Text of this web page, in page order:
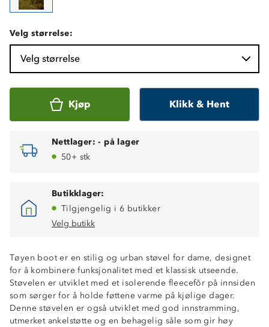
Velg størrelse:
Velg størrelse
Kjøp Klikk & Hent
Nettlager: - på lager
50+ stk
Butikklager:
Tilgjengelig i 6 butikker
Velg butikk
Tøyen boot er en stilig og urban støvel for dame, designet
for å kombinere funksjonalitet med et klassisk utseende.
Støvelen er utviklet med et isolerende fleecefôr på innsiden
som sørger for å holde føttene varme på kjølige dager.
Denne støvelen er også utviklet med god innstramming,
utmerket ankelstøtte og en behagelig såle som gir høy